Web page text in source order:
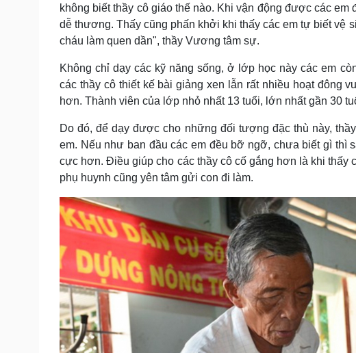
không biết thầy cô giáo thế nào. Khi vận động được các
dễ thương. Thấy cũng phấn khởi khi thấy các em tự biết vệ
cháu làm quen dần", thầy Vương tâm sự.
Không chỉ dạy các kỹ năng sống, ở lớp học này các em
các thầy cô thiết kế bài giảng xen lẫn rất nhiều hoạt đông
hơn. Thành viên của lớp nhỏ nhất 13 tuổi, lớn nhất gần 30
Do đó, để dạy được cho những đối tượng đặc thù này,
em. Nếu như ban đầu các em đều bỡ ngỡ, chưa biết gì thì
cực hơn. Điều giúp cho các thầy cô cố gắng hơn là khi thấy
phụ huynh cũng yên tâm gửi con đi làm.